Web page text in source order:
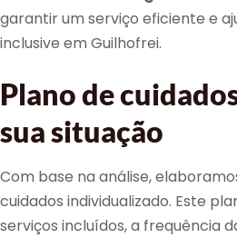
garantir um serviço eficiente e
inclusive em Guilhofrei.
Plano de
sua situação
Com base na análise,
cuidados individualizado. Este
serviços incluídos, a frequência